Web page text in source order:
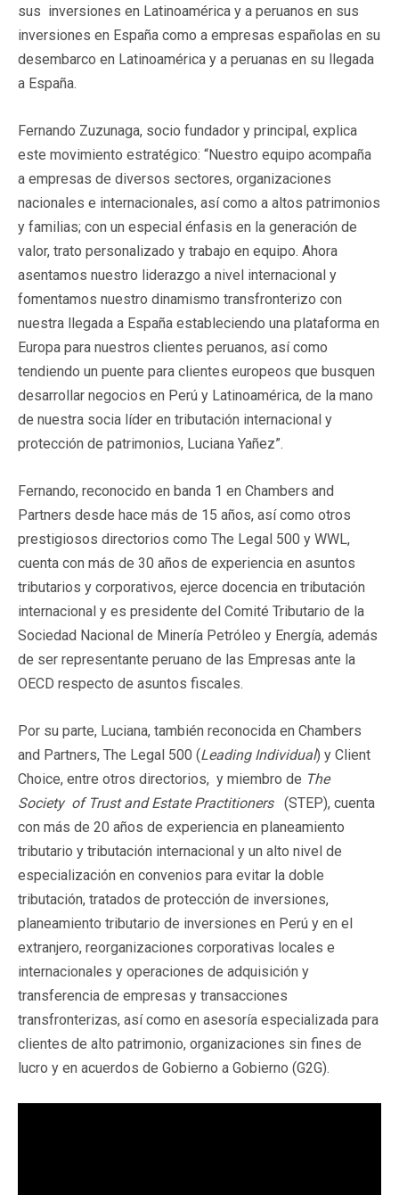
sus inversiones en Latinoamérica y a peruanos en sus
inversiones en España como a empresas españolas en su
desembarco en Latinoamérica y a peruanas en su llegada
a España.
Fernando Zuzunaga, socio fundador y principal, explica
este movimiento estratégico: “Nuestro equipo acompaña
a empresas de diversos sectores, organizaciones
nacionales e internacionales, así como a altos patrimonios
y familias; con un especial énfasis en la generación de
valor, trato personalizado y trabajo en equipo. Ahora
asentamos nuestro liderazgo a nivel internacional y
fomentamos nuestro dinamismo transfronterizo con
nuestra llegada a España estableciendo una plataforma en
Europa para nuestros clientes peruanos, así como
tendiendo un puente para clientes europeos que busquen
desarrollar negocios en Perú y Latinoamérica, de la mano
de nuestra socia líder en tributación internacional y
protección de patrimonios, Luciana Yañez”.
Fernando, reconocido en banda 1 en Chambers and
Partners desde hace más de 15 años, así como otros
prestigiosos directorios como The Legal 500 y WWL,
cuenta con más de 30 años de experiencia en asuntos
tributarios y corporativos, ejerce docencia en tributación
internacional y es presidente del Comité Tributario de la
Sociedad Nacional de Minería Petróleo y Energía, además
de ser representante peruano de las Empresas ante la
OECD respecto de asuntos fiscales.
Por su parte, Luciana, también reconocida en Chambers
and Partners, The Legal 500 (Leading Individual) y Client
Choice, entre otros directorios, y miembro de The
Society of Trust and Estate Practitioners(STEP), cuenta
con más de 20 años de experiencia en planeamiento
tributario y tributación internacional y un alto nivel de
especialización en convenios para evitar la doble
tributación, tratados de protección de inversiones,
planeamiento tributario de inversiones en Perú y en el
extranjero, reorganizaciones corporativas locales e
internacionales y operaciones de adquisición y
transferencia de empresas y transacciones
transfronterizas, así como en asesoría especializada para
clientes de alto patrimonio, organizaciones sin fines de
lucro y en acuerdos de Gobierno a Gobierno (G2G).